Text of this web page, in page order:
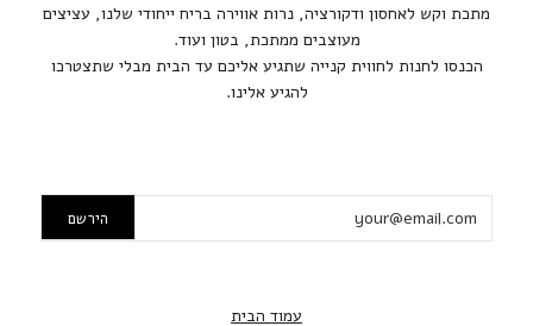
מתכת וקש לאחסון ודקורציה, נרות אווירה בריח ייחודי שלנו, עציצים
מעוצבים ממתכת, בטון ועוד.
הכנסו לחנות לחווית קנייה שתגיע אליכם עד הבית מבלי שתצטרכו
להגיע אלינו.
עמוד הבית